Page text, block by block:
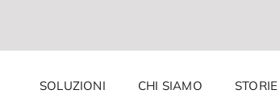
SOLUZIONI CHI SIAMO